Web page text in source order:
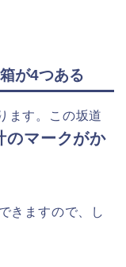
が4つある
ます。この坂道
のマークがか
きますので、し